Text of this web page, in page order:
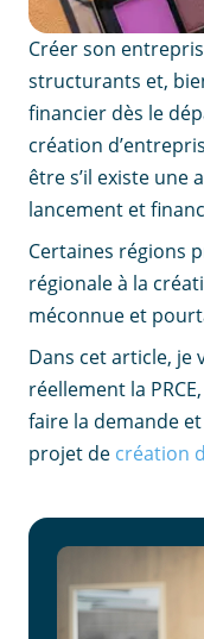
Créer son
structurants et,
financier dès le
création
être s’il existe une
lancement et
Certaines régions
régionale à la
méconnue et
Dans cet article, je
réellement la
faire la demande
projet de création